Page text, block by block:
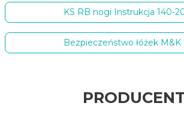
KS RB nogi Instrukcja 140-
Bezpieczeństwo łóżek M&K